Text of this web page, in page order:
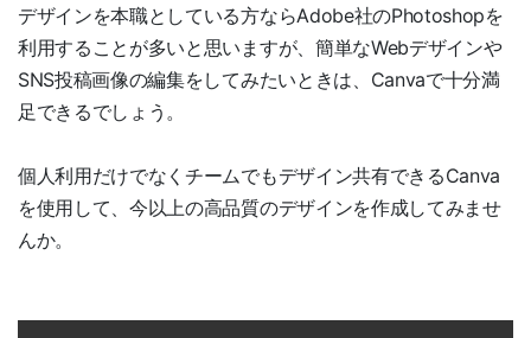
デザインを本職としている方ならAdobe社のPhotoshopを
利用することが多いと思いますが、簡単なWebデザインや
SNS投稿画像の編集をしてみたいときは、Canvaで十分満
足できるでしょう。
個人利用だけでなくチームでもデザイン共有できるCanva
を使用して、今以上の高品質のデザインを作成してみませ
んか。